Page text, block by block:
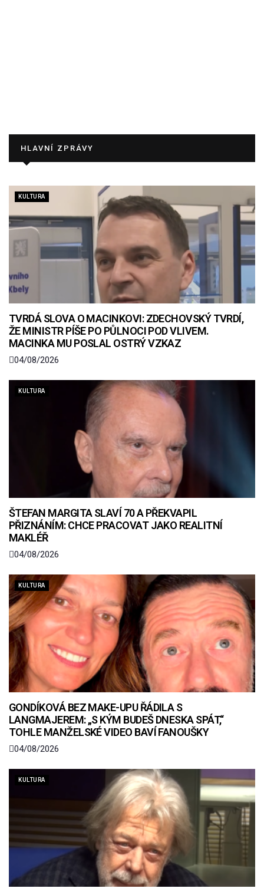
HLAVNÍ ZPRÁVY
KULTURA
TVRDÁ SLOVA O MACINKOVI: ZDECHOVSKÝ TVRDÍ,
ŽE MINISTR PÍŠE PO PŮLNOCI POD VLIVEM.
MACINKA MU POSLAL OSTRÝ VZKAZ
04/08/2026
KULTURA
ŠTEFAN MARGITA SLAVÍ 70 A PŘEKVAPIL
PŘIZNÁNÍM: CHCE PRACOVAT JAKO REALITNÍ
MAKLÉŘ
04/08/2026
KULTURA
GONDÍKOVÁ BEZ MAKE-UPU ŘÁDILA S
LANGMAJEREM: „S KÝM BUDEŠ DNESKA SPÁT,“
TOHLE MANŽELSKÉ VIDEO BAVÍ FANOUŠKY
04/08/2026
KULTURA